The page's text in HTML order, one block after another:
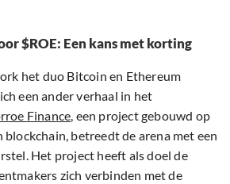
$ROE: Een kans met korting
het duo Bitcoin en Ethereum
een ander verhaal in het
Finance, een project gebouwd op
betreedt de arena met een
Het project heeft als doel de
zich verbinden met de